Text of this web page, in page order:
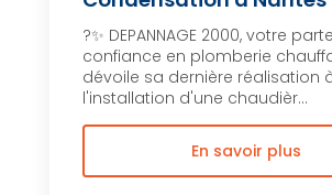
?✨ DEPANNAGE 2000, votre
confiance en plomberie
dévoile sa dernière réalisation
l'installation d'une chaudièr...
En savoir plus